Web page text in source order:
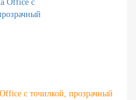
с точилкой, прозрачный